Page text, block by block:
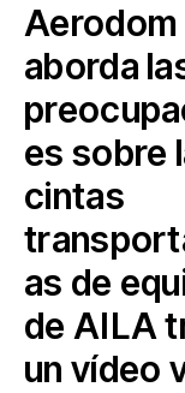
Aerodom
aborda
es sobre
cintas
as de
de AILA
un vídeo